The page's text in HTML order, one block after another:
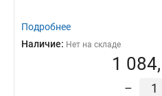
Подробнее
Наличие: Нет на складе
1
–